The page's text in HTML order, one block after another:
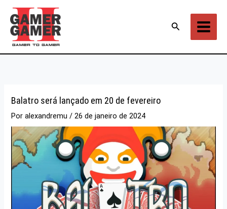
para
conteúdo
Pesquisar
Balatro será lançado em 20 de fevereiro
Poralexandremu/26 de janeiro de 2024